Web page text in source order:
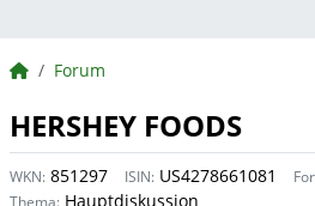
BörsenNEWS.de
Forum
HERSHEY FOODS
WKN: 851297 ISIN: US4278661081
Thema: Hauptdiskussion